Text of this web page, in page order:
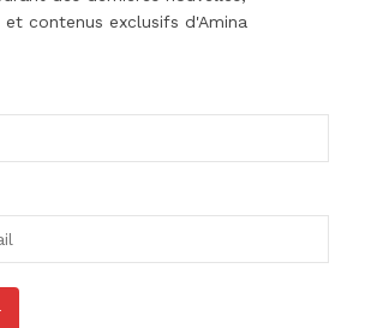
à Ayden pour son message sur
de la Femme
et contenus exclusifs d'Amina